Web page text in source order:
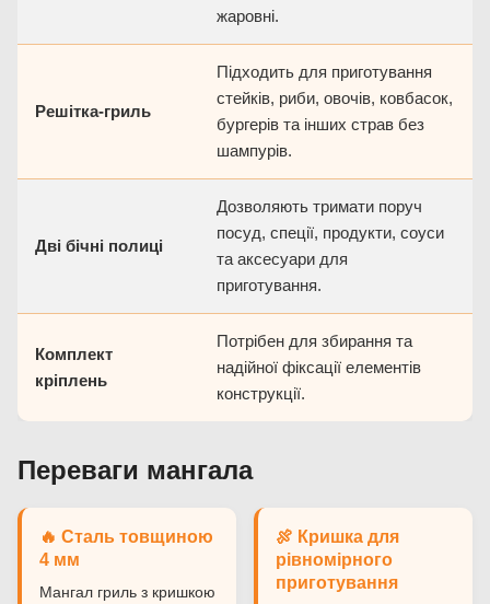
жаровні.
Решітка-гриль
Підходить для приготування
стейків, риби, овочів, ковбасок,
бургерів та інших страв без
шампурів.
Дві бічні полиці
Дозволяють тримати поруч
посуд, спеції, продукти, соуси
та аксесуари для
приготування.
Комплект
кріплень
Потрібен для збирання та
надійної фіксації елементів
конструкції.
Переваги мангала
🔥 Сталь товщиною
4 мм
Мангал гриль з кришкою
🍖 Кришка для
рівномірного
приготування